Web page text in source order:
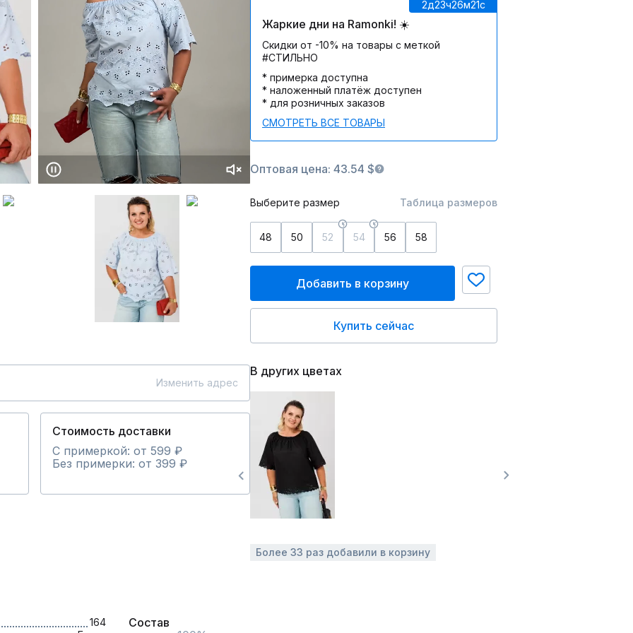
Изменить адрес
Стоимость доставки
С примеркой: от 599 ₽
Без примерки: от 399 ₽
2д23ч26м21c
Жаркие дни на Ramonki! ☀️
Скидки от -10% на товары с меткой
#СТИЛЬНО
* примерка доступна
* наложенный платёж доступен
* для розничных заказов
СМОТРЕТЬ ВСЕ ТОВАРЫ
Оптовая цена: 43.54 $
Выберите размер Таблица размеров
48 50 52 54 56 58
Добавить в корзину
Купить сейчас
В других цветах
Более 33 раз добавили в корзину
164
Состав